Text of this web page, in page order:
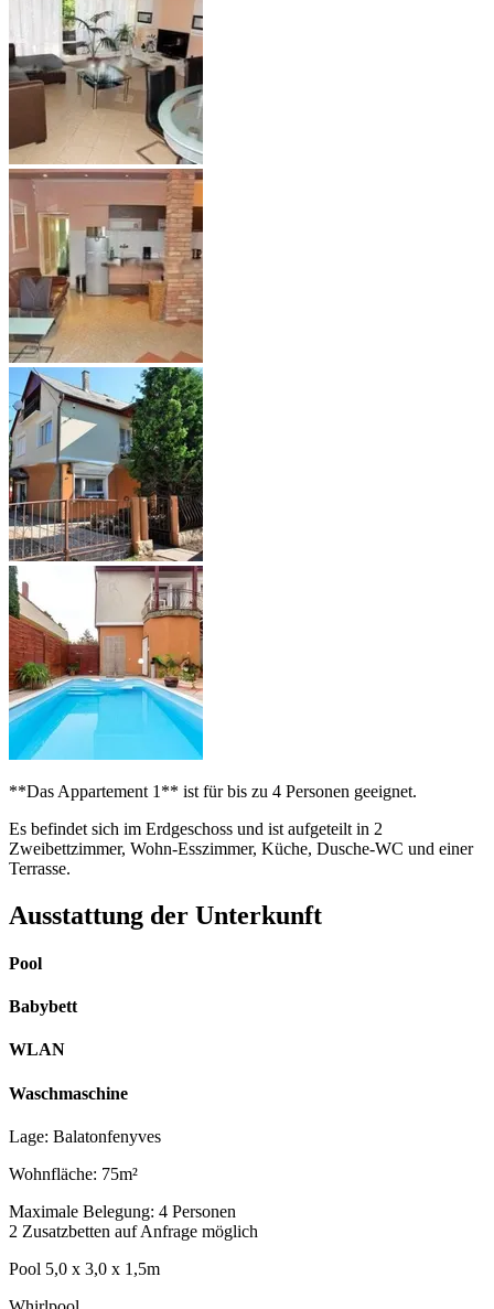
**Das Appartement 1** ist für bis zu 4 Personen geeignet.
Es befindet sich im Erdgeschoss und ist aufgeteilt in 2
Zweibettzimmer, Wohn-Esszimmer, Küche, Dusche-WC und einer
Terrasse.
Ausstattung der Unterkunft
Pool
Babybett
WLAN
Waschmaschine
Lage: Balatonfenyves
Wohnfläche: 75m²
Maximale Belegung: 4 Personen
2 Zusatzbetten auf Anfrage möglich
Pool 5,0 x 3,0 x 1,5m